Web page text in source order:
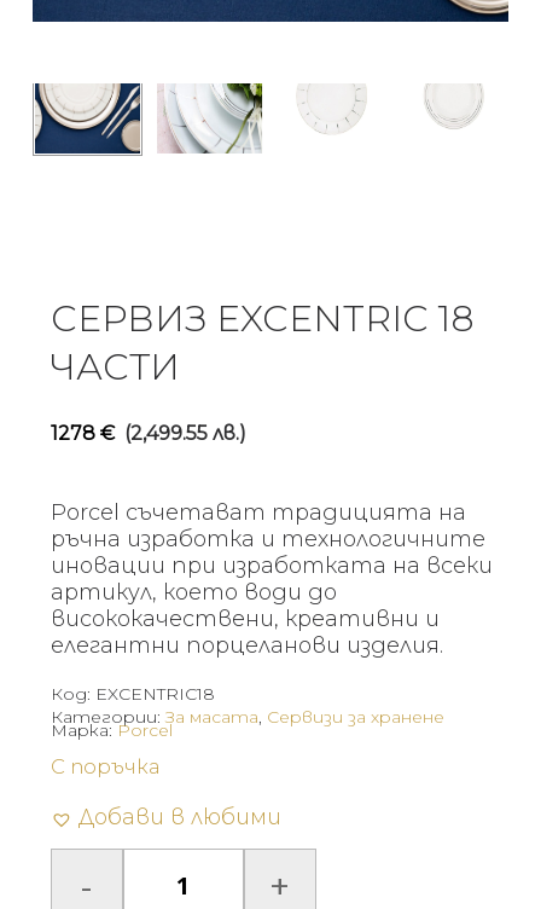
СЕРВИЗ EXCENTRIC 18
ЧАСТИ
1278 € (2,499.55 лв.)
Porcel съчетават традицията на
ръчна изработка и технологичните
иновации при изработката на всеки
артикул, което води до
висококачествени, креативни и
елегантни порцеланови изделия.
Код: EXCENTRIC18
Категории:За масата Сервизи за хранене
С поръчка
Добави в любими
Марка:Porcel